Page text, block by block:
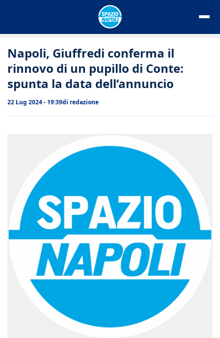
Napoli, Giuffredi conferma il
rinnovo di un pupillo di Conte:
spunta la data dell’annuncio
22 Lug 2024 - 19:39di redazione